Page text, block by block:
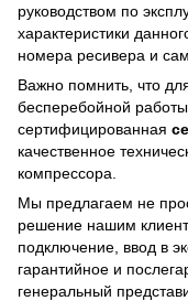
руководством по
характеристики
номера ресивера и
Важно помнить, что
бесперебойной
сертифицированная
качественное
компрессора.
Мы предлагаем не
решение нашим
подключение, ввод в
гарантийное и
генеральный